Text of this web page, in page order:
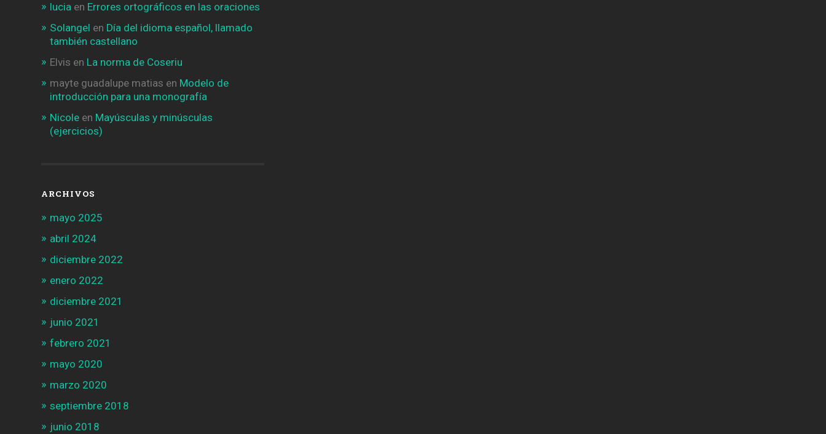
lucia en Errores ortográficos en las oraciones
Solangel en Día del idioma español, llamado
también castellano
Elvis en La norma de Coseriu
mayte guadalupe matias en Modelo de
introducción para una monografía
Nicole en Mayúsculas y minúsculas
(ejercicios)
ARCHIVOS
mayo 2025
abril 2024
diciembre 2022
enero 2022
diciembre 2021
junio 2021
febrero 2021
mayo 2020
marzo 2020
septiembre 2018
junio 2018